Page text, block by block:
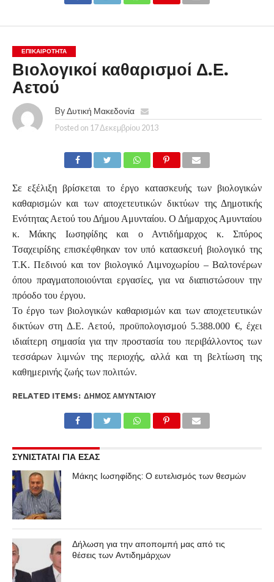
ΕΠΙΚΑΙΡΟΤΗΤΑ
Βιολογικοί καθαρισμοί Δ.Ε.
Αετού
By Δυτική Μακεδονία
Posted on 17 Δεκεμβρίου 2013
Σε εξέλιξη βρίσκεται το έργο κατασκευής των βιολογικών
καθαρισμών και των αποχετευτικών δικτύων της Δημοτικής
Ενότητας Αετού του Δήμου Αμυνταίου. Ο Δήμαρχος Αμυνταίου
κ. Μάκης Ιωσηφίδης και ο Αντιδήμαρχος κ. Σπύρος
Τσαχειρίδης επισκέφθηκαν τον υπό κατασκευή βιολογικό της
Τ.Κ. Πεδινού και τον βιολογικό Λιμνοχωρίου – Βαλτονέρων
όπου πραγματοποιούνται εργασίες, για να διαπιστώσουν την
πρόοδο του έργου.
Το έργο των βιολογικών καθαρισμών και των αποχετευτικών
δικτύων στη Δ.Ε. Αετού, προϋπολογισμού 5.388.000 €, έχει
ιδιαίτερη σημασία για την προστασία του περιβάλλοντος των
τεσσάρων λιμνών της περιοχής, αλλά και τη βελτίωση της
καθημερινής ζωής των πολιτών.
RELATED ITEMS: ΔΉΜΟΣ ΑΜΥΝΤΑΊΟΥ
ΣΥΝΙΣΤΑΤΑΙ ΓΙΑ ΕΣΑΣ
Μάκης Ιωσηφίδης: Ο ευτελισμός των θεσμών
Δήλωση για την αποπομπή μας από τις
θέσεις των Αντιδημάρχων